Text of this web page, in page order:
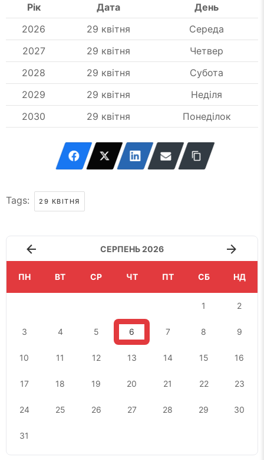
Рік Дата
День
2026
29 квітня
Середа
2027
29 квітня
Четвер
2028
29 квітня
Субота
2029
29 квітня
Неділя
2030
29 квітня Понеділок
Tags: 29 КВІТНЯ
СЕРПЕНЬ 2026
ПН ВТ СР ЧТ ПТ СБ НД
1 2
3 4 5 6 7 8 9
10 11 12 13 14 15 16
17 18 19 20 21 22 23
24 25 26 27 28 29 30
31